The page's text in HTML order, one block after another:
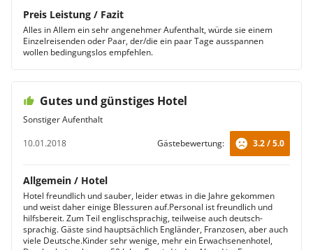
Preis Leistung / Fazit
Alles in Allem ein sehr angenehmer Aufenthalt, würde sie einem
Einzelreisenden oder Paar, der/die ein paar Tage ausspannen
wollen bedingungslos empfehlen.
Gutes und günstiges Hotel
Sonstiger Aufenthalt
10.01.2018
Gästebewertung: 3.2 / 5.0
Allgemein / Hotel
Hotel freundlich und sauber, leider etwas in die Jahre gekommen
und weist daher einige Blessuren auf.Personal ist freundlich und
hilfsbereit. Zum Teil englischsprachig, teilweise auch deutsch-
sprachig. Gäste sind hauptsächlich Engländer, Franzosen, aber auch
viele Deutsche.Kinder sehr wenige, mehr ein Erwachsenenhotel,